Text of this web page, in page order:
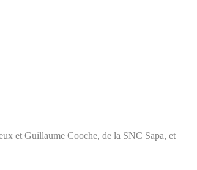
et Guillaume Cooche, de la SNC Sapa, et